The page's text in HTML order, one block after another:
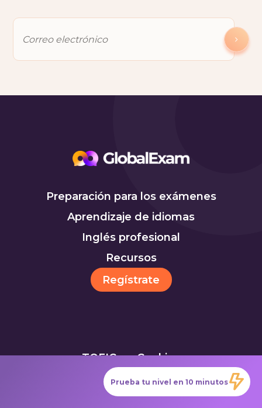
Prueba tu nivel en 10 minutos
Preparación para los exámenes
Aprendizaje de idiomas
Inglés profesional
Recursos
Regístrate
TOEIC Cookies